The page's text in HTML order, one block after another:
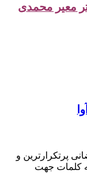
معیر محمدی
رمضانی پرتکرارترین و
کلمات جهت